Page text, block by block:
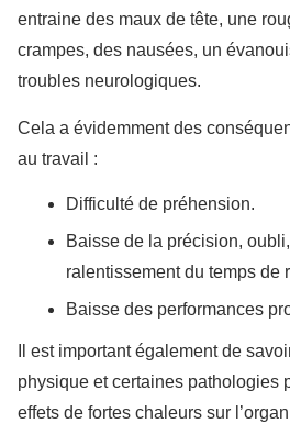
entraine des maux de tête, une
crampes, des nausées, un
troubles neurologiques.
Cela a évidemment des
au travail :
Difficulté de préhension.
Baisse de la précision,
ralentissement du temps de
Baisse des performances
Il est important également de
physique et certaines pathologies
effets de fortes chaleurs sur